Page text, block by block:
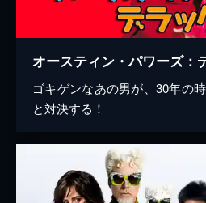
オースティン・パワーズ：
ゴキゲンなあの男が、30年の
と対決する！